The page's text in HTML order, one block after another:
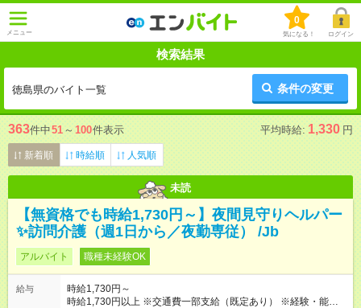
メニュー
0
気になる！ ログイン
検索結果
徳島県のバイト一覧 条件の変更
363件中51 ～ 100件表示 平均時給: 1,330 円
新着順 時給順 人気順
未読
【無資格でも時給1,730円～】夜間見守りヘルパー
✨訪問介護（週1日から／夜勤専従） /Jb
アルバイト 職種未経験OK
給与
時給1,730円～
時給1,730円以上 ※交通費一部支給（既定あり） ※経験・能力を